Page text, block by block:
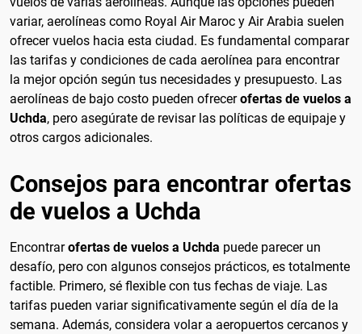
variar, aerolíneas como Royal Air Maroc y Air Arabia suelen
ofrecer vuelos hacia esta ciudad. Es fundamental comparar
las tarifas y condiciones de cada aerolínea para encontrar
la mejor opción según tus necesidades y presupuesto. Las
aerolíneas de bajo costo pueden ofrecerofertas de vuelos a
Uchda, pero asegúrate de revisar las políticas de equipaje y
otros cargos adicionales.
Consejos para encontrar ofertas
de vuelos a Uchda
Encontrarofertas de vuelos a Uchda puede parecer un
desafío, pero con algunos consejos prácticos, es totalmente
factible. Primero, sé flexible con tus fechas de viaje. Las
tarifas pueden variar significativamente según el día de la
semana. Además, considera volar a aeropuertos cercanos y